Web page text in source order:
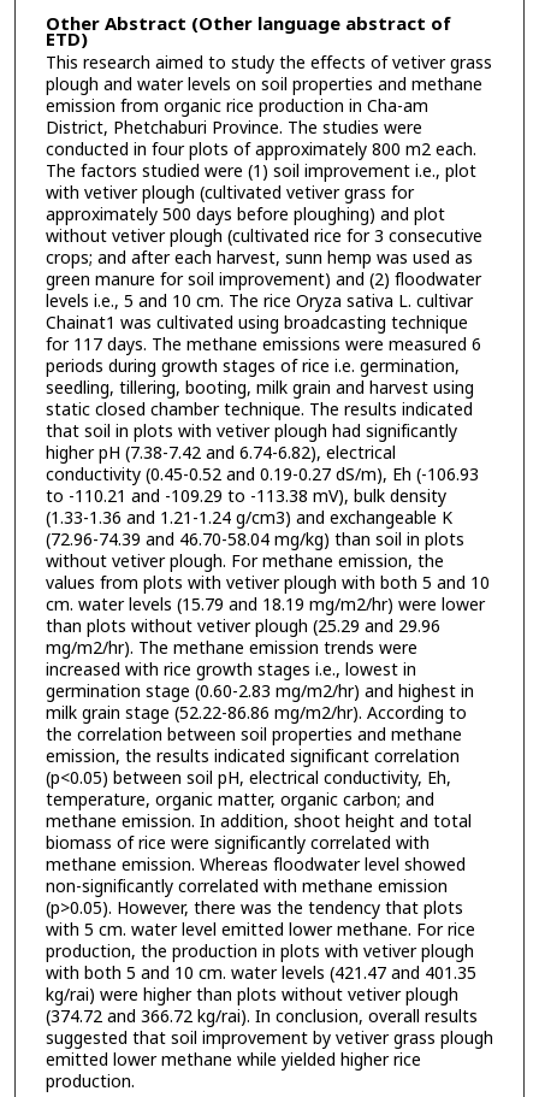
Other Abstract (Other language abstract of
ETD)
This research aimed to study the effects of vetiver grass
plough and water levels on soil properties and methane
emission from organic rice production in Cha-am
District, Phetchaburi Province. The studies were
conducted in four plots of approximately 800 m2 each.
The factors studied were (1) soil improvement i.e., plot
with vetiver plough (cultivated vetiver grass for
approximately 500 days before ploughing) and plot
without vetiver plough (cultivated rice for 3 consecutive
crops; and after each harvest, sunn hemp was used as
green manure for soil improvement) and (2) floodwater
levels i.e., 5 and 10 cm. The rice Oryza sativa L. cultivar
Chainat1 was cultivated using broadcasting technique
for 117 days. The methane emissions were measured 6
periods during growth stages of rice i.e. germination,
seedling, tillering, booting, milk grain and harvest using
static closed chamber technique. The results indicated
that soil in plots with vetiver plough had significantly
higher pH (7.38-7.42 and 6.74-6.82), electrical
conductivity (0.45-0.52 and 0.19-0.27 dS/m), Eh (-106.93
to -110.21 and -109.29 to -113.38 mV), bulk density
(1.33-1.36 and 1.21-1.24 g/cm3) and exchangeable K
(72.96-74.39 and 46.70-58.04 mg/kg) than soil in plots
without vetiver plough. For methane emission, the
values from plots with vetiver plough with both 5 and 10
cm. water levels (15.79 and 18.19 mg/m2/hr) were lower
than plots without vetiver plough (25.29 and 29.96
mg/m2/hr). The methane emission trends were
increased with rice growth stages i.e., lowest in
germination stage (0.60-2.83 mg/m2/hr) and highest in
milk grain stage (52.22-86.86 mg/m2/hr). According to
the correlation between soil properties and methane
emission, the results indicated significant correlation
(p<0.05) between soil pH, electrical conductivity, Eh,
temperature, organic matter, organic carbon; and
methane emission. In addition, shoot height and total
biomass of rice were significantly correlated with
methane emission. Whereas floodwater level showed
non-significantly correlated with methane emission
(p>0.05). However, there was the tendency that plots
with 5 cm. water level emitted lower methane. For rice
production, the production in plots with vetiver plough
with both 5 and 10 cm. water levels (421.47 and 401.35
kg/rai) were higher than plots without vetiver plough
(374.72 and 366.72 kg/rai). In conclusion, overall results
suggested that soil improvement by vetiver grass plough
emitted lower methane while yielded higher rice
production.